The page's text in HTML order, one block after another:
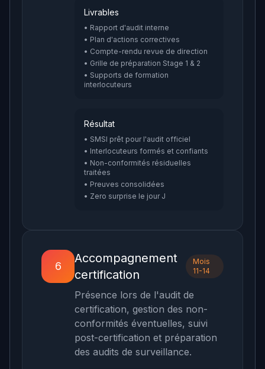
Livrables
• Rapport d'audit interne
• Plan d'actions correctives
• Compte-rendu revue de direction
• Grille de préparation Stage 1 & 2
• Supports de formation
interlocuteurs
Résultat
• SMSI prêt pour l'audit officiel
• Interlocuteurs formés et confiants
• Non-conformités résiduelles
traitées
• Preuves consolidées
• Zero surprise le jour J
6
Accompagnement
certification
Mois
11-14
Présence lors de l'audit de
certification, gestion des non-
conformités éventuelles, suivi
post-certification et préparation
des audits de surveillance.